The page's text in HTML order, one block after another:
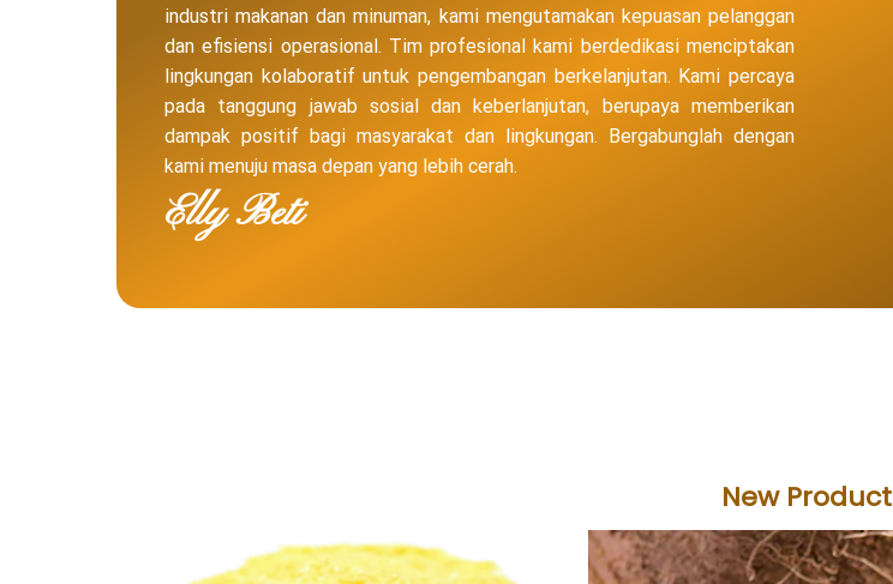
industri makanan dan minuman, kami mengutamakan kepuasan pelanggan
dan efisiensi operasional. Tim profesional kami berdedikasi menciptakan
lingkungan kolaboratif untuk pengembangan berkelanjutan. Kami percaya
pada tanggung jawab sosial dan keberlanjutan, berupaya memberikan
dampak positif bagi masyarakat dan lingkungan. Bergabunglah dengan
kami menuju masa depan yang lebih cerah.
Elly Beti
New Product